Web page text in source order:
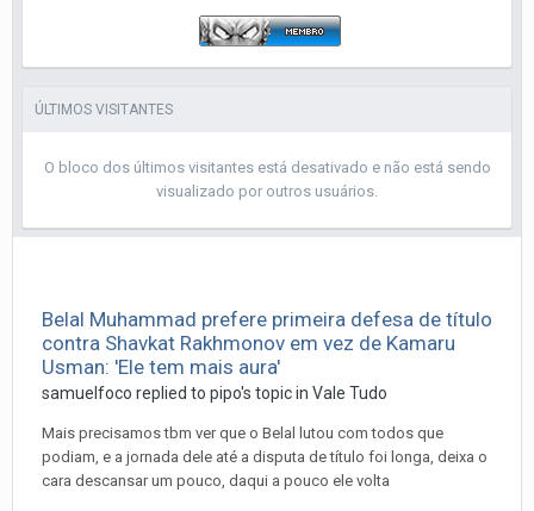
ÚLTIMOS VISITANTES
O bloco dos últimos visitantes está desativado e não está sendo
visualizado por outros usuários.
Belal Muhammad prefere primeira defesa de título
contra Shavkat Rakhmonov em vez de Kamaru
Usman: 'Ele tem mais aura'
samuelfoco replied to pipo's topic in Vale Tudo
Mais precisamos tbm ver que o Belal lutou com todos que
podiam, e a jornada dele até a disputa de título foi longa, deixa o
cara descansar um pouco, daqui a pouco ele volta